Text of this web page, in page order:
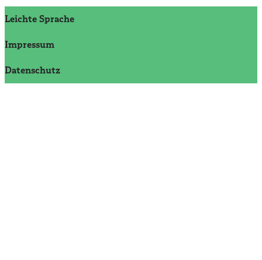
Leichte Sprache
Impressum
Datenschutz­